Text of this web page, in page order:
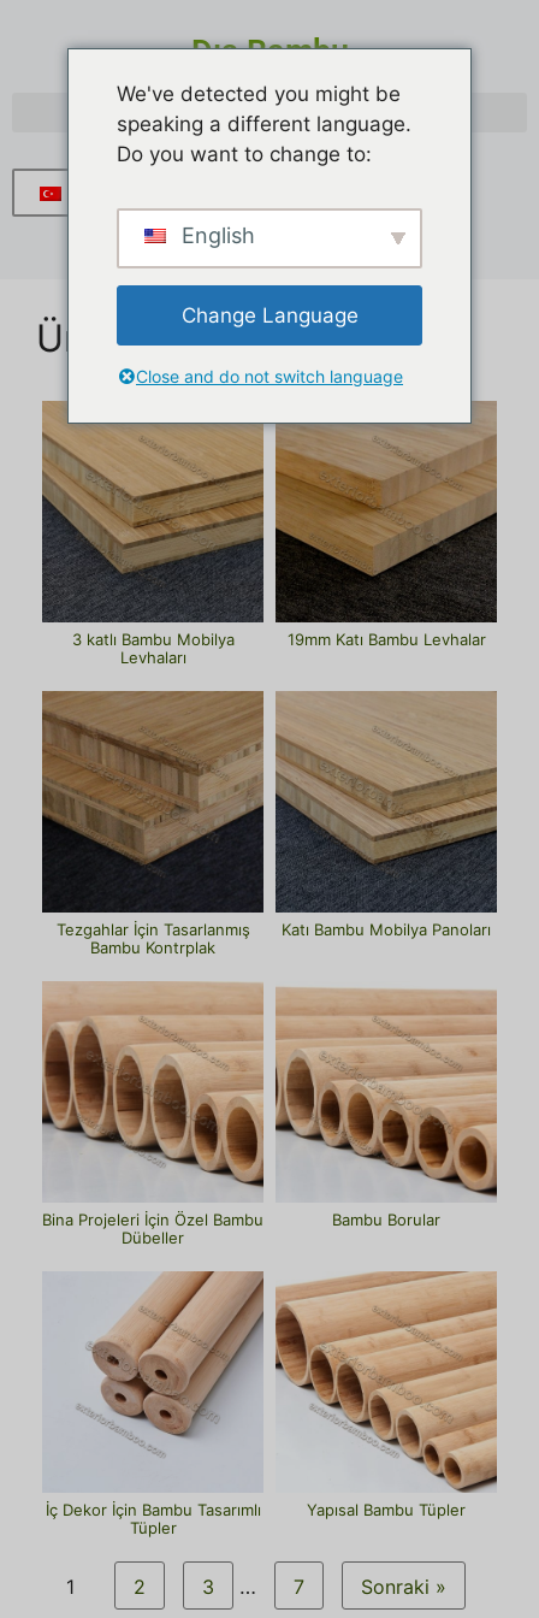
Dış Bambu
Ürün:% s
3 katlı Bambu Mobilya
Levhaları
19mm Katı Bambu Levhalar
Tezgahlar İçin Tasarlanmış
Bambu Kontrplak
Katı Bambu Mobilya Panoları
Bina Projeleri İçin Özel Bambu
Dübeller
Bambu Borular
İç Dekor İçin Bambu Tasarımlı
Tüpler
Yapısal Bambu Tüpler
1 2 3 … 7 Sonraki »
We've detected you might be
speaking a different language.
Do you want to change to:
English
Change Language
Close and do not switch language